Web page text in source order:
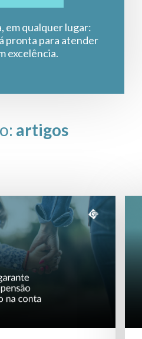
em qualquer lugar:
pronta para atender
excelência.
artigos